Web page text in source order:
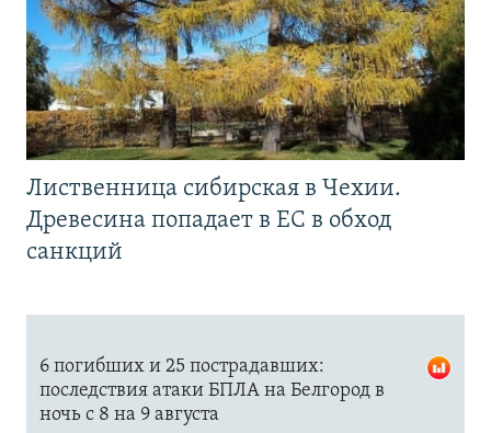
Лиственница сибирская в Чехии.
Древесина попадает в ЕС в обход
санкций